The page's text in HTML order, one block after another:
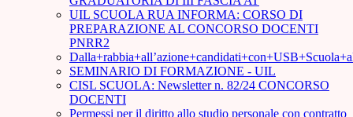
UIL SCUOLA RUA INFORMA: CORSO DI
PREPARAZIONE AL CONCORSO DOCENTI
PNRR2
SEMINARIO DI FORMAZIONE - UIL
CISL SCUOLA: Newsletter n. 82/24 CONCORSO
DOCENTI
Permessi per il diritto allo studio personale con contratto